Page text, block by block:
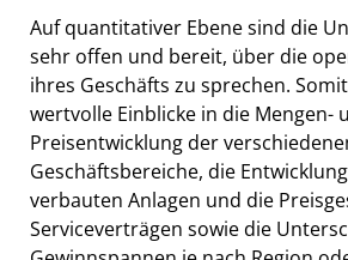
Auf quantitativer Ebene sind die
sehr offen und bereit, über die
ihres Geschäfts zu sprechen.
wertvolle Einblicke in die Mengen-
Preisentwicklung der
Geschäftsbereiche, die
verbauten Anlagen und die
Serviceverträgen sowie die